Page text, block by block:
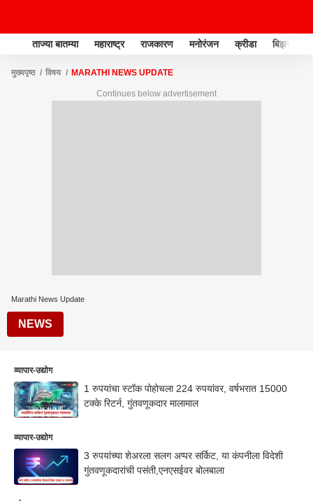
ताज्या बातम्या महाराष्ट्र राजकारण मनोरंजन क्रीडा बिझनेस
मुख्यपृष्ठ विषय MARATHI NEWS UPDATE
Continues below advertisement
Marathi News Update
NEWS
व्यापार-उद्योग
1 रुपयांचा स्टॉक पोहोचला 224 रुपयांवर, वर्षभरात 15000
टक्के रिटर्न, गुंतवणूकदार मालामाल
व्यापार-उद्योग
3 रुपयांच्या शेअरला सलग अप्पर सर्किट, या कंपनीला विदेशी
गुंतवणूकदारांची पसंती,एनएसईवर बोलबाला